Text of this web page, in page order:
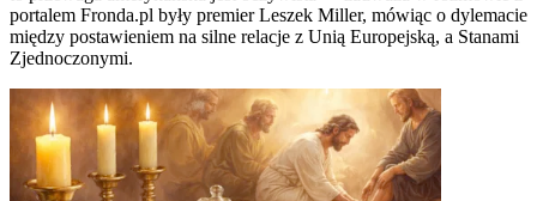
portalem Fronda.pl były premier Leszek Miller, mówiąc o dylemacie
między postawieniem na silne relacje z Unią Europejską, a Stanami
Zjednoczonymi.